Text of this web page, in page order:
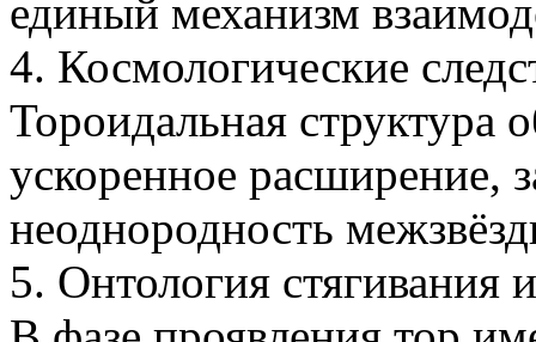
единый механизм
4. Космологические
Тороидальная структура
ускоренное расширение,
неоднородность
5. Онтология стягивания